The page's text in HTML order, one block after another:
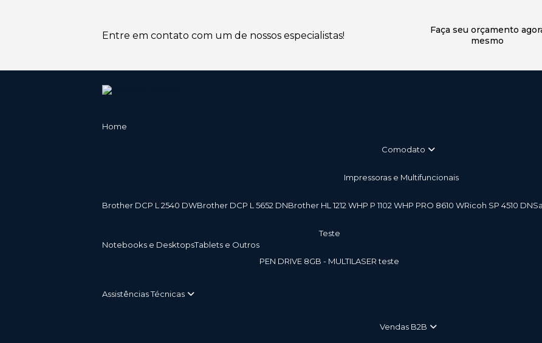
Entre em contato com um de nossos especialistas!
Faça seu orçamento
mesmo
Home
Comodato
Impressoras e Multifuncionais
Brother DCP L 2540 DW Brother DCP L 5652 DN Brother HL 1212 W HP P 1102 W HP PRO 8610 W Ricoh SP 4510 DN
Notebooks e Desktops Tablets e Outros
teste
PEN DRIVE 8GB - MULTILASER teste
Assistências Técnicas
vendas B2B